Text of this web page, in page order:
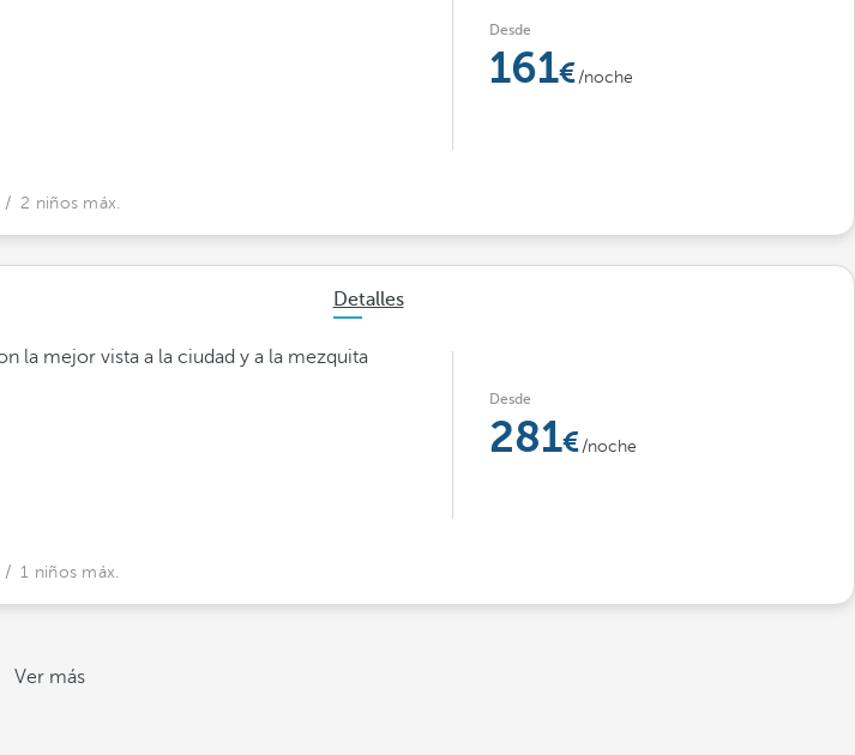
/ 2 niños máx.
Desde
161 /noche
Detalles
la mejor vista a la ciudad y a la mezquita
/ 1 niños máx.
Desde
281 /noche
Ver más